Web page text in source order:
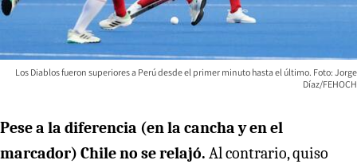
Los Diablos fueron superiores a Perú desde el primer minuto hasta el último. Foto: Jorge
Díaz/FEHOCH
Pese a la diferencia (en la cancha y en el
marcador) Chile no se relajó. Al contrario, quiso